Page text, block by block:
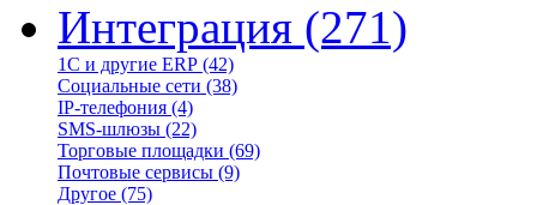
Интеграция (271)
1С и другие ERP (42)
Социальные сети (38)
IP-телефония (4)
SMS-шлюзы (22)
Торговые площадки (69)
Почтовые сервисы (9)
Другое (75)